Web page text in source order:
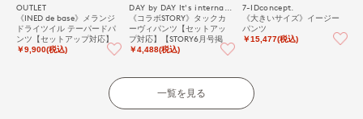
OUTLET
《INED de base》メランジ
ドライツイル テーパードパ
ンツ【セットアップ対応】
￥9,900(税込)
《コラボSTORY》タックカ
ーヴィパンツ【セットアッ
プ対応】【STORY6月号掲
載】
￥4,488(税込)
7-IDconcept.
《大きいサイズ》イージー
パンツ
￥15,477(税込)
一覧を見る